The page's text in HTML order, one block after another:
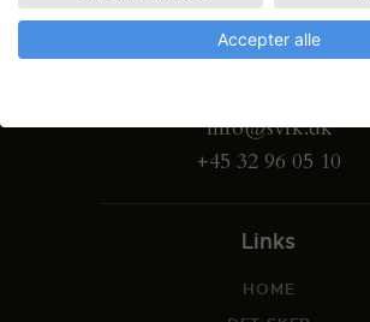
Gammel Dok Pakhus
Strandgade 27 B
info@svfk.dk
+45 32 96 05 10
Links
HOME
Accepter alle